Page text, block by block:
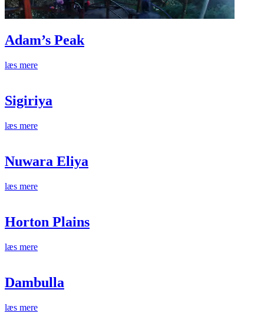
Adam’s Peak
læs mere
Sigiriya
læs mere
Nuwara Eliya
læs mere
Horton Plains
læs mere
Dambulla
læs mere